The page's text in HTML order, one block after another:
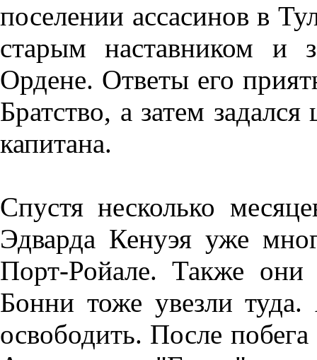
поселении ассасинов в
старым наставником и
Ордене. Ответы его
Братство, а затем
капитана.
Спустя несколько
Эдварда Кенуэя уже
Порт-Ройале. Также
Бонни тоже увезли
освободить. После